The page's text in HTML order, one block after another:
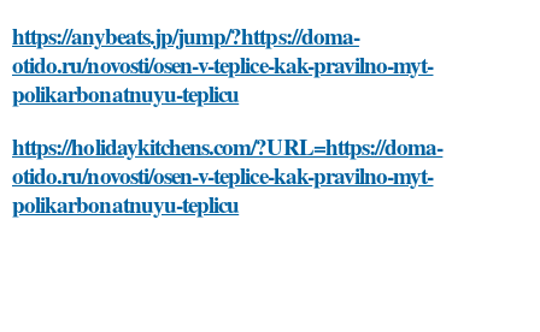
https://anybeats.jp/jump/?https://doma-
otido.ru/novosti/osen-v-teplice-kak-pravilno-myt-
polikarbonatnuyu-teplicu
https://holidaykitchens.com/?URL=https://doma-
otido.ru/novosti/osen-v-teplice-kak-pravilno-myt-
polikarbonatnuyu-teplicu